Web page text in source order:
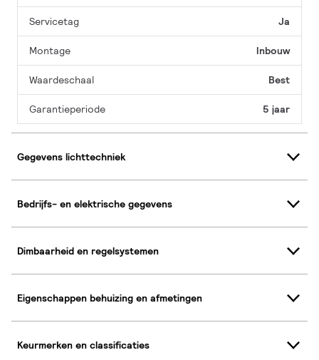
Servicetag Ja
Montage Inbouw
Waardeschaal Best
Garantieperiode 5 jaar
Gegevens lichttechniek
Bedrijfs- en elektrische gegevens
Dimbaarheid en regelsystemen
Eigenschappen behuizing en afmetingen
Keurmerken en classificaties